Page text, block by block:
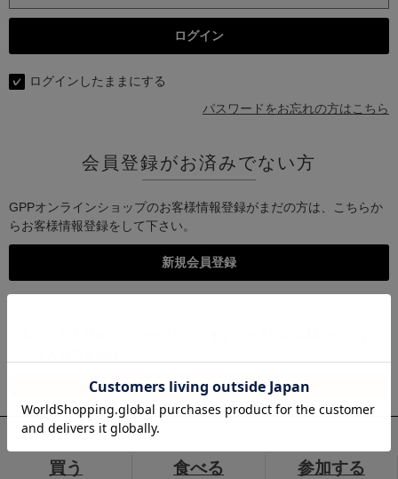
ログインしたままにする
パスワードをお忘れの方はこちら
会員登録がお済みでない方
GPPオンラインショップのお客様情報登録がまだの方は、こちらか
らお客様情報登録をして下さい。
法人のお客さまはこちら
買う 食べる 参加する